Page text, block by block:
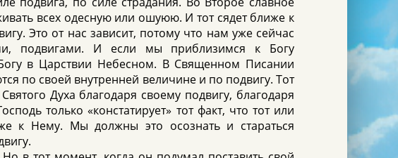
всех одесную или ошуюю. И тот сядет ближе к
Это от нас зависит, потому что нам уже сейчас
подвигами. И если мы приблизимся к Богу
в Царствии Небесном. В Священном Писании
по своей внутренней величине и по подвигу. Тот
Духа благодаря своему подвигу, благодаря
только «констатирует» тот факт, что тот или
к Нему. Мы должны это осознать и стараться